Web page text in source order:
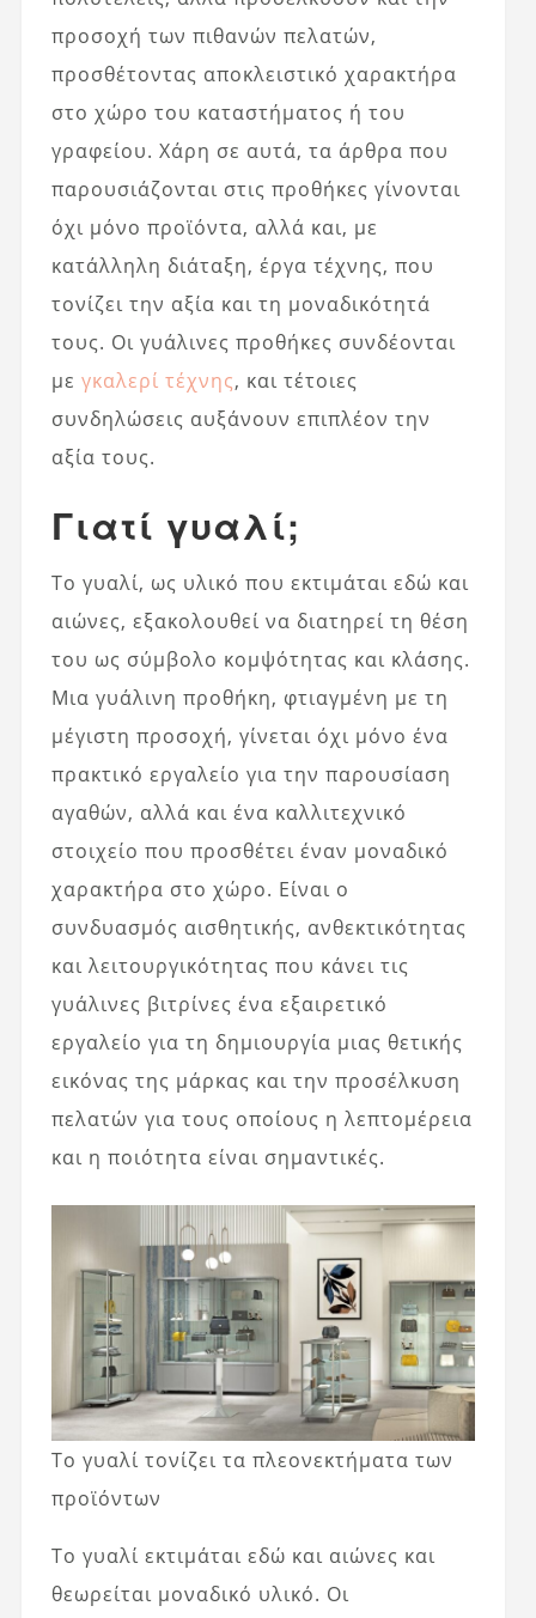
προσοχή των πιθανών πελατών,
προσθέτοντας αποκλειστικό χαρακτήρα
στο χώρο του καταστήματος ή του
γραφείου. Χάρη σε αυτά, τα άρθρα που
παρουσιάζονται στις προθήκες γίνονται
όχι μόνο προϊόντα, αλλά και, με
κατάλληλη διάταξη, έργα τέχνης, που
τονίζει την αξία και τη μοναδικότητά
τους. Οι γυάλινες προθήκες συνδέονται
με γκαλερί τέχνης, και τέτοιες
συνδηλώσεις αυξάνουν επιπλέον την
αξία τους.
Γιατί γυαλί;
Το γυαλί, ως υλικό που εκτιμάται εδώ και
αιώνες, εξακολουθεί να διατηρεί τη θέση
του ως σύμβολο κομψότητας και κλάσης.
Μια γυάλινη προθήκη, φτιαγμένη με τη
μέγιστη προσοχή, γίνεται όχι μόνο ένα
πρακτικό εργαλείο για την παρουσίαση
αγαθών, αλλά και ένα καλλιτεχνικό
στοιχείο που προσθέτει έναν μοναδικό
χαρακτήρα στο χώρο. Είναι ο
συνδυασμός αισθητικής, ανθεκτικότητας
και λειτουργικότητας που κάνει τις
γυάλινες βιτρίνες ένα εξαιρετικό
εργαλείο για τη δημιουργία μιας θετικής
εικόνας της μάρκας και την προσέλκυση
πελατών για τους οποίους η λεπτομέρεια
και η ποιότητα είναι σημαντικές.
Το γυαλί τονίζει τα πλεονεκτήματα των
προϊόντων
Το γυαλί εκτιμάται εδώ και αιώνες και
θεωρείται μοναδικό υλικό. Οι